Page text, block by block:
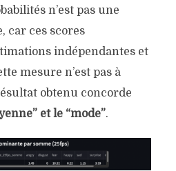
n’est pas une
car ces scores
indépendantes et
mesure n’est pas à
obtenu concorde
et le “mode”.